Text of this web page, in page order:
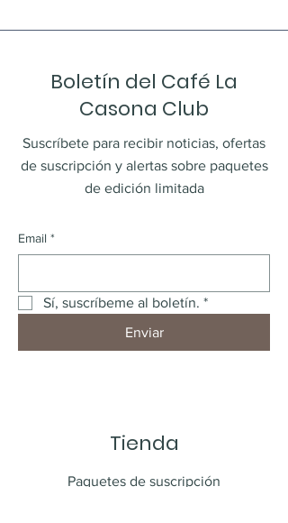
Boletín del Café La
Casona Club
Suscríbete para recibir noticias, ofertas
de suscripción y alertas sobre paquetes
de edición limitada
Email *
Sí, suscríbeme al boletín. *
Enviar
Tienda
Paquetes de suscripción